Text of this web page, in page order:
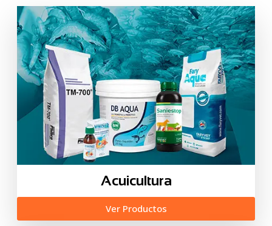
Acuicultura
Ver Productos